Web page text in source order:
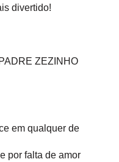
divertido!
ZEZINHO
em qualquer de
por falta de amor